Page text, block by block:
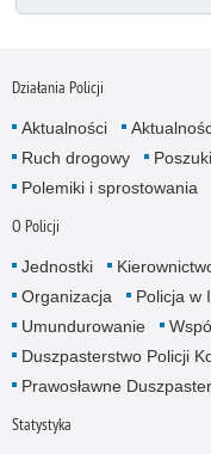
Działania Policji
Aktualności
Ruch drogowy
Polemiki i sprostowania
O Policji
Jednostki
Organizacja
Policja w
Umundurowanie
Duszpasterstwo Policji
Prawosławne
Statystyka